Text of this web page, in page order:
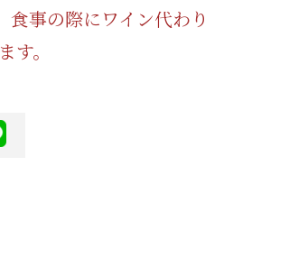
食事の際にワイン代わり
す。